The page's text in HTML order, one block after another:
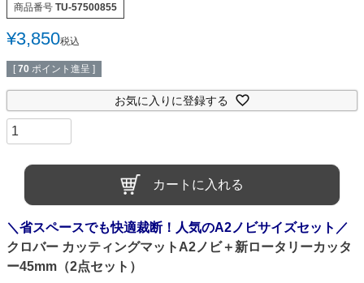
商品番号 TU-57500855
¥3,850税込
[ 70 ポイント進呈 ]
お気に入りに登録する
カートに入れる
＼省スペースでも快適裁断！人気のA2ノビサイズセット／
クロバー カッティングマットA2ノビ＋新ロータリーカッタ
ー45mm（2点セット）